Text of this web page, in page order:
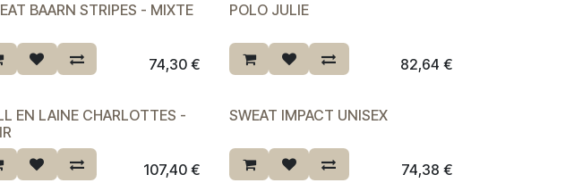
BAARN STRIPES - MIXTE
74,30 €
POLO JULIE
82,64 €
EN LAINE CHARLOTTES -
107,40 €
SWEAT IMPACT UNISEX
74,38 €